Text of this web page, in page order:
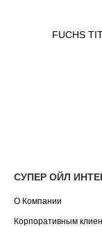
FUCHS
СУПЕР ОЙЛ
О Компании
Корпоративным